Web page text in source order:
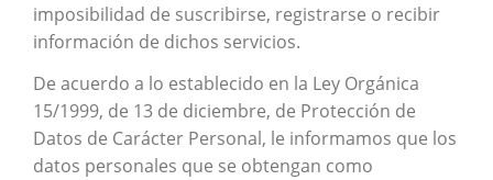
imposibilidad de suscribirse, registrarse o recibir
información de dichos servicios.
De acuerdo a lo establecido en la Ley Orgánica
15/1999, de 13 de diciembre, de Protección de
Datos de Carácter Personal, le informamos que los
datos personales que se obtengan como